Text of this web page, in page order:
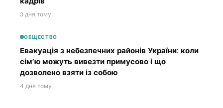
3 дня тому
ОБЩЕСТВО
Евакуація з небезпечних районів України: коли
сім’ю можуть вивезти примусово і що
дозволено взяти із собою
4 дня тому